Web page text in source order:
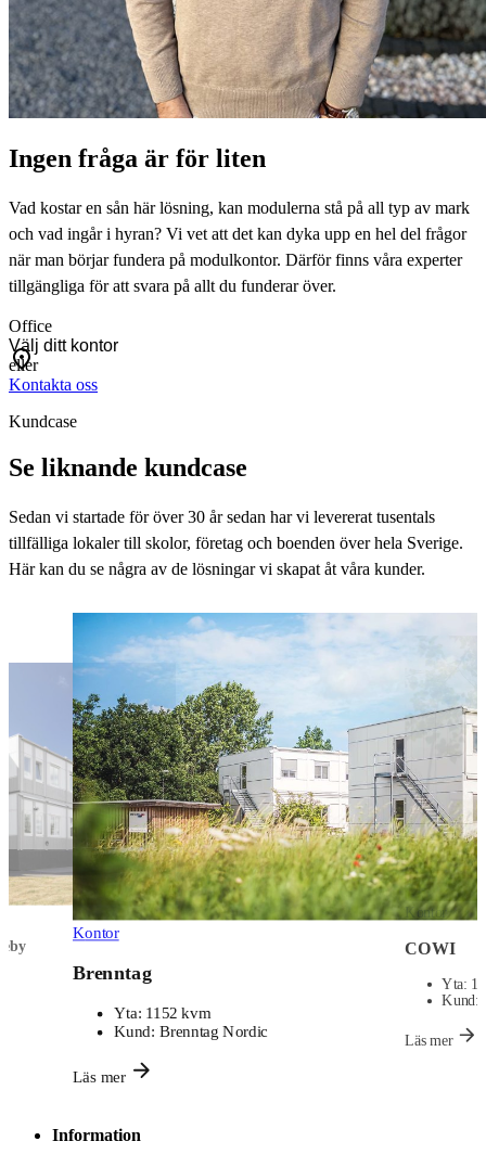
Ingen fråga är för liten
Vad kostar en sån här lösning, kan modulerna stå på all typ av mark
och vad ingår i hyran? Vi vet att det kan dyka upp en hel del frågor
när man börjar fundera på modulkontor. Därför finns våra experter
tillgängliga för att svara på allt du funderar över.
Office
eller
Kontakta oss
Kundcase
Se liknande kundcase
Sedan vi startade för över 30 år sedan har vi levererat tusentals
tillfälliga lokaler till skolor, företag och boenden över hela Sverige.
Här kan du se några av de lösningar vi skapat åt våra kunder.
Kontor
Kund:COWI
Yta:756
Kund:
Läs mer
Information